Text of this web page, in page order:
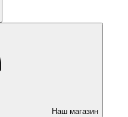
Наш магазин